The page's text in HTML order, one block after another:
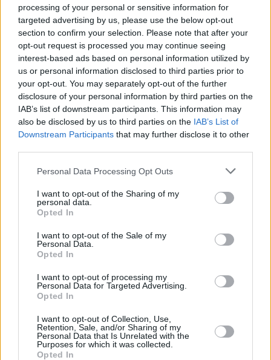
processing of your personal or sensitive information for
targeted advertising by us, please use the below opt-out
section to confirm your selection. Please note that after your
opt-out request is processed you may continue seeing
interest-based ads based on personal information utilized by
us or personal information disclosed to third parties prior to
your opt-out. You may separately opt-out of the further
disclosure of your personal information by third parties on the
IAB’s list of downstream participants. This information may
also be disclosed by us to third parties on the IAB’s List of
Downstream Participants that may further disclose it to other
Personal Data Processing Opt Outs
I want to opt-out of the Sharing of my
personal data.
Opted In
I want to opt-out of the Sale of my
Personal Data.
Opted In
I want to opt-out of processing my
Personal Data for Targeted Advertising.
Opted In
I want to opt-out of Collection, Use,
Retention, Sale, and/or Sharing of my
Personal Data that Is Unrelated with the
Purposes for which it was collected.
Opted In
των 33,6816 ευρώ απέκτησε ο Ευάγγελος
Μυτιληναίος